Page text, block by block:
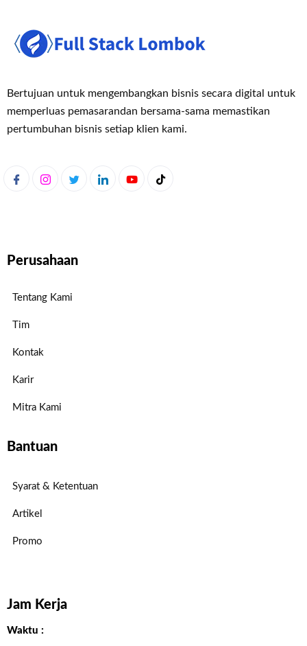
Bertujuan untuk mengembangkan bisnis secara digital untuk
memperluas pemasarandan bersama-sama memastikan
pertumbuhan bisnis setiap klien kami.
Perusahaan
Tentang Kami
Tim
Kontak
Karir
Mitra Kami
Bantuan
Syarat & Ketentuan
Artikel
Promo
Jam Kerja
Waktu :